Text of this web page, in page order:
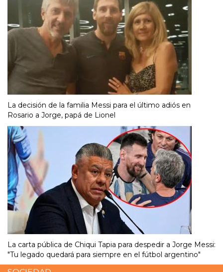
La decisión de la familia Messi para el último adiós en
Rosario a Jorge, papá de Lionel
La carta pública de Chiqui Tapia para despedir a Jorge Messi:
"Tu legado quedará para siempre en el fútbol argentino"